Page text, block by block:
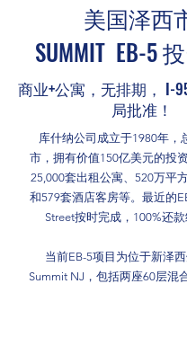
美国泽西
SUMMIT EB-5
商业+公寓，无排期， I-
局批准！
库什纳公司成立于1980年，
市，拥有价值150亿美元的投
25,000套出租公寓、520万平
和579套酒店客房等。最近的
Street按时完成，100%还款
当前EB-5项目为位于新泽
Summit NJ，包括两座60层混